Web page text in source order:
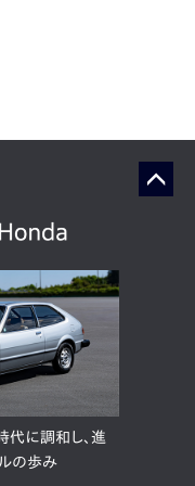
代に調和し、進
の歩み